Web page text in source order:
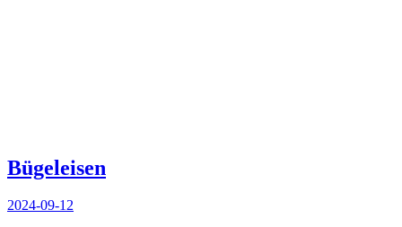
Bügeleisen
2024-09-12